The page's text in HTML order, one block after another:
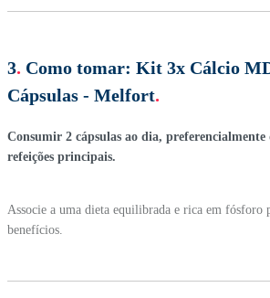
3. Como tomar: Kit 3x Cálcio
Cápsulas - Melfort.
Consumir 2 cápsulas ao dia,
refeições principais.
Associe a uma dieta equilibrada e rica em fósforo
benefícios.